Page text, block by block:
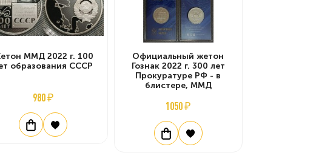
ММД 2022 г. 100
образования СССР
980 ₽
Официальный жетон
Гознак 2022 г. 300 лет
Прокуратуре РФ - в
блистере, ММД
1050 ₽